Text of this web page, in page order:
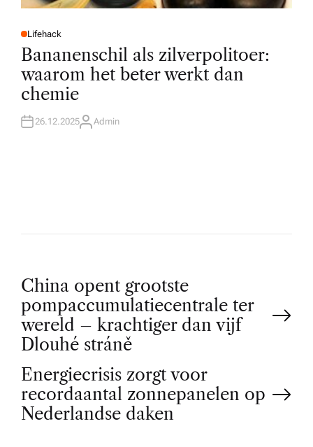
P
O
T
E
D
I
N
Lifehack
Bananenschil als zilverpolitoer:
waarom het beter werkt dan
chemie
26.12.2025A
Admin
P
o
s
t
China opent grootste
pompaccumulatiecentrale ter
wereld – krachtiger dan vijf
Dlouhé stráně
Energiecrisis zorgt voor
recordaantal zonnepanelen op
Nederlandse daken